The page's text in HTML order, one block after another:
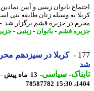
بانوان زینبی و آیین نمادین
در جزیره قشم برگزار شد. -
قشم-بانوان- زینبی -جزیره-
کربلا در سیزدهم محرم
-سیاسی-
78587782